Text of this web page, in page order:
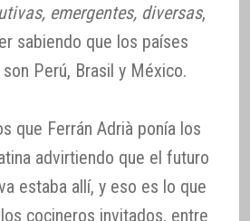
emergentes, diversas,
sabiendo que los países
Perú, Brasil y México.
que Ferrán Adrià ponía los
advirtiendo que el futuro
estaba allí, y eso es lo que
cocineros invitados, entre